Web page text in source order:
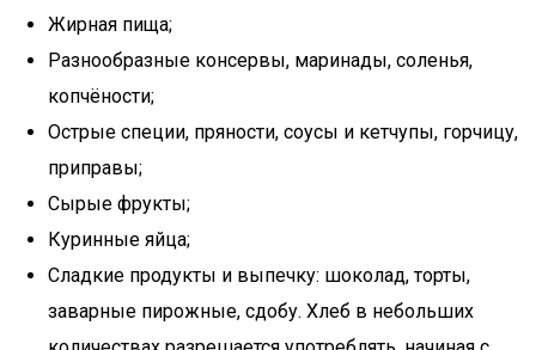
Жирная пища;
Разнообразные консервы, маринады, соленья,
копчёности;
Острые специи, пряности, соусы и кетчупы, горчицу,
приправы;
Сырые фрукты;
Куринные яйца;
Сладкие продукты и выпечку: шоколад, торты,
заварные пирожные, сдобу. Хлеб в небольших